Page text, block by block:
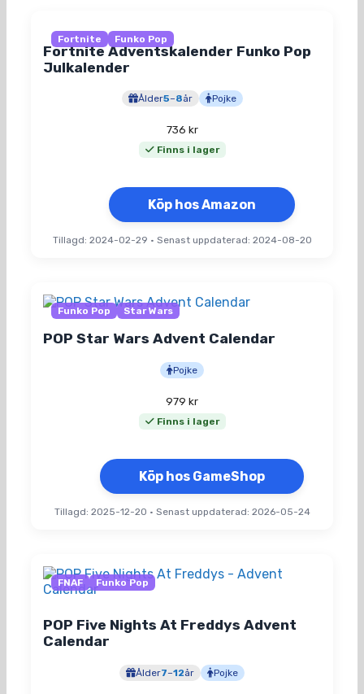
Fortnite Funko Pop
Fortnite Adventskalender Funko Pop
Julkalender
Ålder5–8år Pojke
736 kr
Finns i lager
Köp hos Amazon
Tillagd: 2024-02-29 • Senast uppdaterad: 2024-08-20
Funko Pop Star Wars
POP Star Wars Advent Calendar
Pojke
979 kr
Finns i lager
Köp hos GameShop
Tillagd: 2025-12-20 • Senast uppdaterad: 2026-05-24
FNAF Funko Pop
POP Five Nights At Freddys Advent
Calendar
Ålder7–12år Pojke